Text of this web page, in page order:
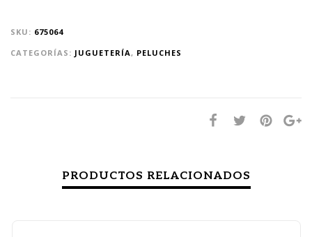
SKU: 675064
CATEGORÍAS: JUGUETERÍA, PELUCHES
PRODUCTOS RELACIONADOS